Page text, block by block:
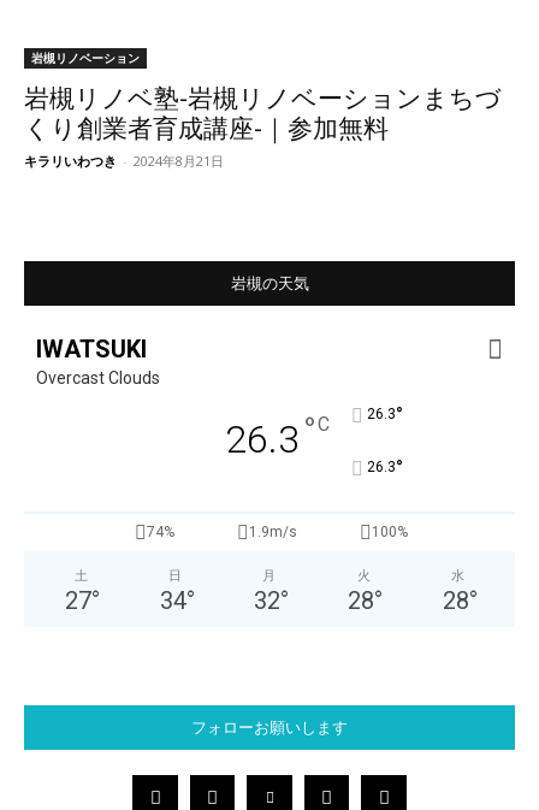
岩槻リノベーション
岩槻リノベ塾-岩槻リノベーションまちづ
くり創業者育成講座-｜参加無料
キラリいわつき - 2024年8月21日
岩槻の天気
IWATSUKI
Overcast Clouds
26.3 °C 26.3°
26.3°
74% 1.9m/s 100%
土
27°
日
34°
月
32°
火
28°
水
28°
フォローお願いします